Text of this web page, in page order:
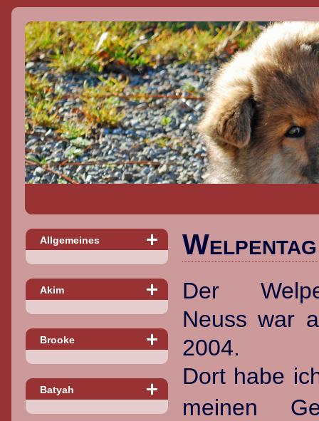
Allgemeines
Akim
Brooke
Batyah
Der
Neuss war
2004.
Dort habe
meinen